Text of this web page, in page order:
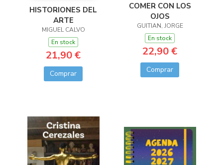
HISTORIONES DEL
ARTE
MIGUEL CALVO
En stock
21,90 €
Comprar
COMER CON LOS
OJOS
GUITIAN, JORGE
En stock
22,90 €
Comprar